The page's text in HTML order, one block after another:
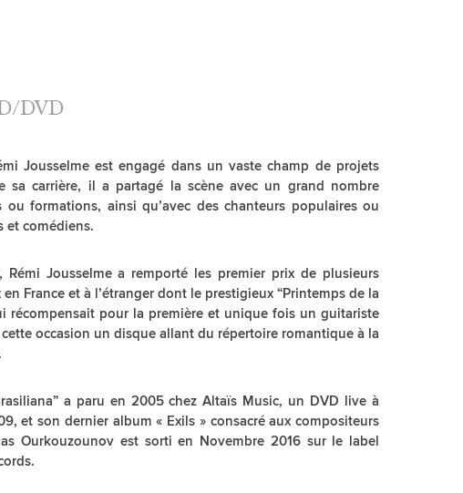
DVD
Jousselme est engagé dans un vaste champ de projets
sa carrière, il a partagé la scène avec un grand nombre
ou formations, ainsi qu’avec des chanteurs populaires ou
et comédiens.
Rémi Jousselme a remporté les premier prix de plusieurs
France et à l’étranger dont le prestigieux “Printemps de la
récompensait pour la première et unique fois un guitariste
occasion un disque allant du répertoire romantique à la
a paru en 2005 chez Altaïs Music, un DVD live à
et son dernier album « Exils » consacré aux compositeurs
Ourkouzounov est sorti en Novembre 2016 sur le label